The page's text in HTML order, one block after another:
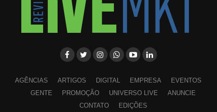
AGÊNCIAS ARTIGOS DIGITAL EMPRESA
EVENTOS
GENTE
PROMOÇÃO UNIVERSO LIVE
ANUNCIE
CONTATO
EDIÇÕES